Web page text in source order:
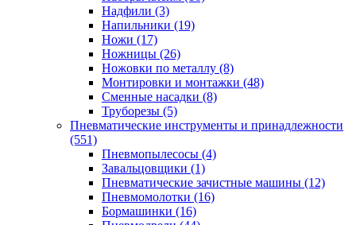
Надфили (3)
Напильники (19)
Ножи (17)
Ножницы (26)
Ножовки по металлу (8)
Монтировки и монтажки (48)
Сменные насадки (8)
Труборезы (5)
Пневматические инструменты и принадлежности
(551)
Пневмопылесосы (4)
Завальцовщики (1)
Пневматические зачистные машины (12)
Пневмомолотки (16)
Бормашинки (16)